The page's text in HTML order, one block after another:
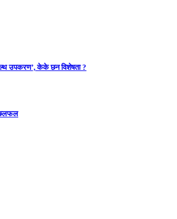
उपकरण’, केके छन विशेषता ?
छलफल